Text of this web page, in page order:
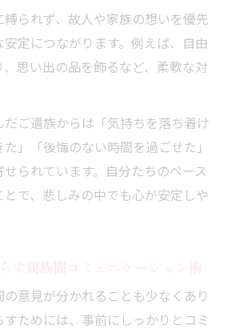
られず、故人や家族の想いを優先
定につながります。例えば、自由
思い出の品を飾るなど、柔軟な対
ご遺族からは「気持ちを落ち着け
」「後悔のない時間を過ごせた」
られています。自分たちのペース
で、悲しみの中でも心が安定しや
意見が分かれることも少なくあり
ためには、事前にしっかりとコミ